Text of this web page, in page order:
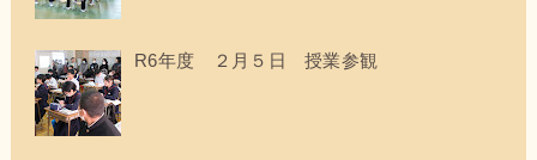
R6年度 ２月５日 授業参観